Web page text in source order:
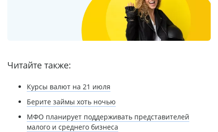
Читайте также:
Курсы валют на 21 июля
Берите займы хоть ночью
МФО планирует поддерживать представителей
малого и среднего бизнеса